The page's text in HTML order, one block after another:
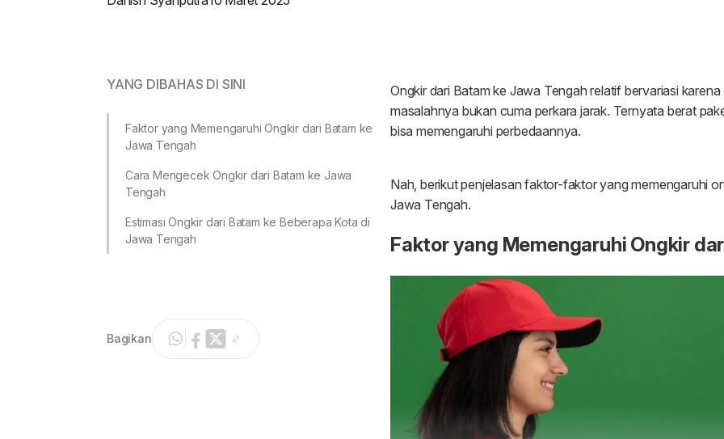
YANG DIBAHAS DI SINI
Faktor yang Memengaruhi Ongkir dari Batam ke
Jawa Tengah
Cara Mengecek Ongkir dari Batam ke Jawa
Tengah
Estimasi Ongkir dari Batam ke Beberapa Kota di
Jawa Tengah
Bagikan